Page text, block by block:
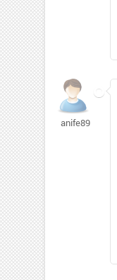
anife89